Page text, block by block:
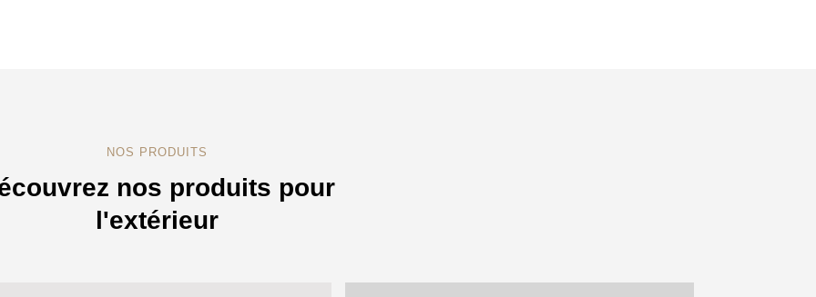
NOS PRODUITS
nos produits pour
l'extérieur